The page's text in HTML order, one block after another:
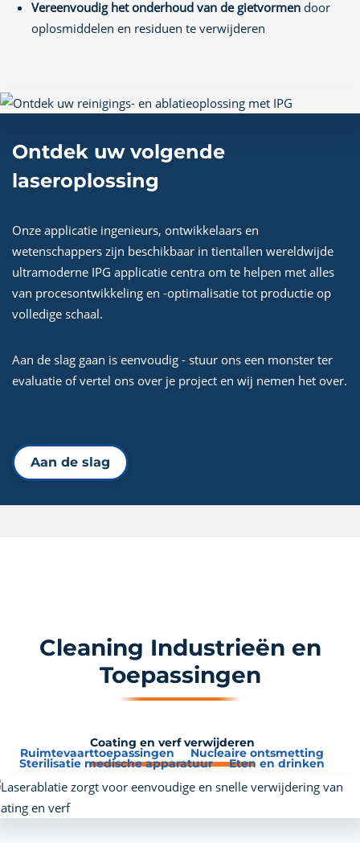
Vereenvoudig het onderhoud van de gietvormen door
oplosmiddelen en residuen te verwijderen
Ontdek uw volgende
laseroplossing
Onze applicatie ingenieurs, ontwikkelaars en
wetenschappers zijn beschikbaar in tientallen wereldwijde
ultramoderne IPG applicatie centra om te helpen met alles
van procesontwikkeling en -optimalisatie tot productie op
volledige schaal.
Aan de slag gaan is eenvoudig - stuur ons een monster ter
evaluatie of vertel ons over je project en wij nemen het over.
Aan de slag
Cleaning Industrieën en
Toepassingen
Coating en verf verwijderen
Ruimtevaarttoepassingen Nucleaire ontsmetting
Sterilisatie medische apparatuur Eten en drinken